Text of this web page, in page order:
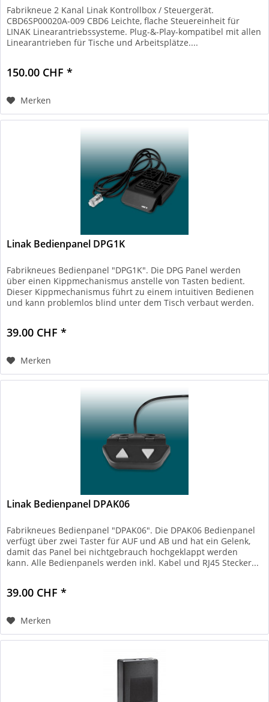
Fabrikneue 2 Kanal Linak Kontrollbox / Steuergerät.
CBD6SP00020A-009 CBD6 Leichte, flache Steuereinheit für
LINAK Linearantriebssysteme. Plug-&-Play-kompatibel mit allen
Linearantrieben für Tische und Arbeitsplätze....
150.00 CHF *
Merken
Linak Bedienpanel DPG1K
Fabrikneues Bedienpanel "DPG1K". Die DPG Panel werden
über einen Kippmechanismus anstelle von Tasten bedient.
Dieser Kippmechanismus führt zu einem intuitiven Bedienen
und kann problemlos blind unter dem Tisch verbaut werden.
39.00 CHF *
Merken
Linak Bedienpanel DPAK06
Fabrikneues Bedienpanel "DPAK06". Die DPAK06 Bedienpanel
verfügt über zwei Taster für AUF und AB und hat ein Gelenk,
damit das Panel bei nichtgebrauch hochgeklappt werden
kann. Alle Bedienpanels werden inkl. Kabel und RJ45 Stecker...
39.00 CHF *
Merken